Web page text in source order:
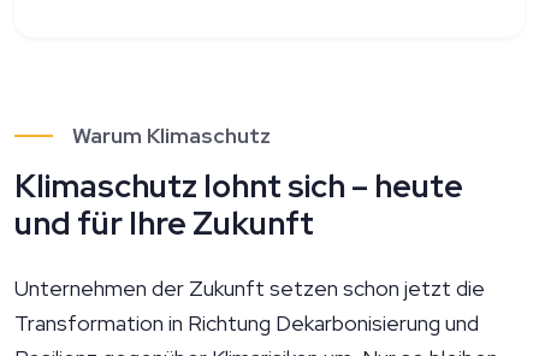
Warum Klimaschutz
Klimaschutz lohnt sich – heute
und für Ihre Zukunft
Unternehmen der Zukunft setzen schon jetzt die
Transformation in Richtung Dekarbonisierung und